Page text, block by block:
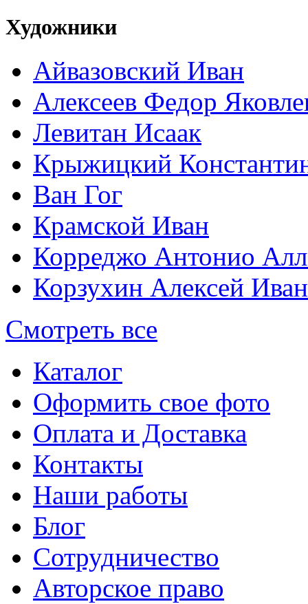
Художники
Айвазовский Иван
Алексеев Федор
Левитан Исаак
Крыжицкий
Ван Гог
Крамской Иван
Корреджо Антонио
Корзухин Алексей
Смотреть все
Каталог
Оформить свое фото
Оплата и Доставка
Контакты
Наши работы
Блог
Сотрудничество
Авторское право